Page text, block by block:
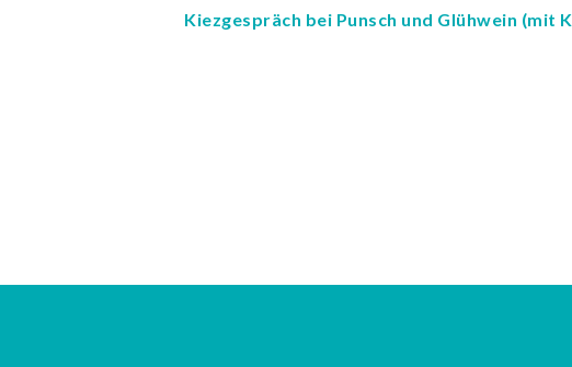
Kiezgespräch bei Punsch und Glühwein (mit